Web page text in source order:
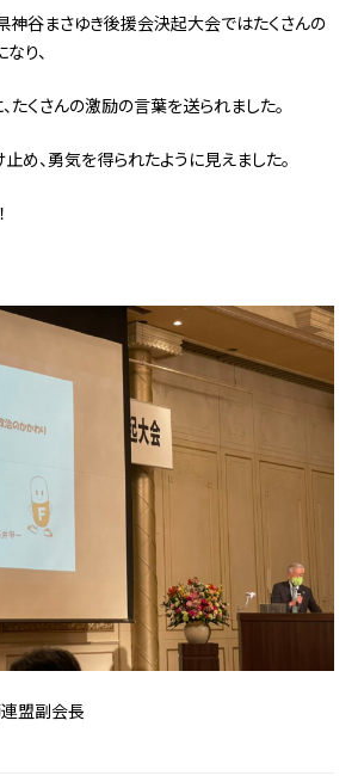
神谷まさゆき後援会決起大会ではたくさんの
り、
たくさんの激励の言葉を送られました。
め、勇気を得られたように見えました。
盟副会長